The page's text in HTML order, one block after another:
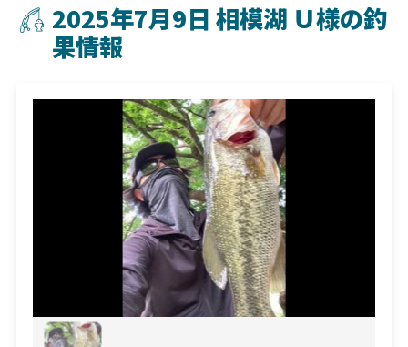
2025年7月9日 相模湖 Ｕ様の釣
果情報